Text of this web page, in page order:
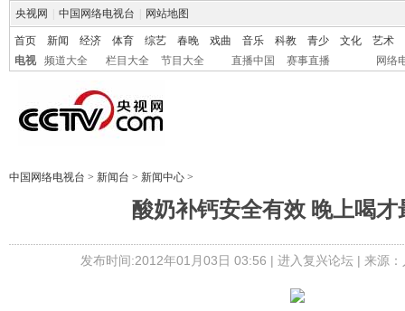
央视网 中国网络电视台 网站地图
首页 新闻 经济 体育 综艺 春晚 戏曲 音乐 科教 青少 文化
艺术
电视
频道大全 栏目大全 节目大全 直播中国 赛事直播 网络
中国网络电视台 > 新闻台 > 新闻中心 >
酸奶补钙安全有效 晚上喝才
发布时间:2012年01月03日 03:56 | 进入复兴论坛| 来源